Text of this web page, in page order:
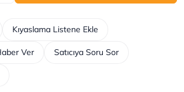
Kıyaslama Listene Ekle
Ver Satıcıya Soru Sor